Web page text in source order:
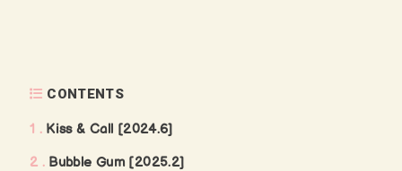
CONTENTS
1 Kiss & Call [2024.6]
2 Bubble Gum [2025.2]